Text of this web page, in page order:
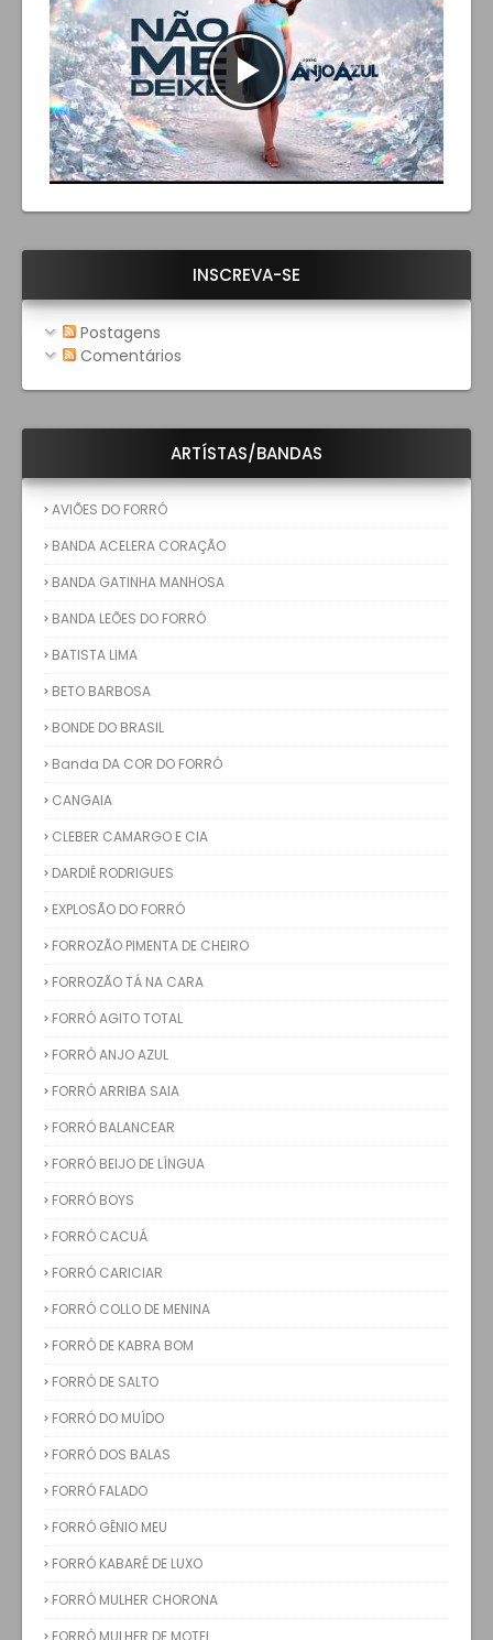
INSCREVA-SE
Postagens
Comentários
ARTÍSTAS/BANDAS
AVIÕES DO FORRÓ
BANDA ACELERA CORAÇÃO
BANDA GATINHA MANHOSA
BANDA LEÕES DO FORRÓ
BATISTA LIMA
BETO BARBOSA
BONDE DO BRASIL
Banda DA COR DO FORRÓ
CANGAIA
CLEBER CAMARGO E CIA
DARDIÊ RODRIGUES
EXPLOSÃO DO FORRÓ
FORROZÃO PIMENTA DE CHEIRO
FORROZÃO TÁ NA CARA
FORRÓ AGITO TOTAL
FORRÓ ANJO AZUL
FORRÓ ARRIBA SAIA
FORRÓ BALANCEAR
FORRÓ BEIJO DE LÍNGUA
FORRÓ BOYS
FORRÓ CACUÁ
FORRÓ CARICIAR
FORRÓ COLLO DE MENINA
FORRÓ DE KABRA BOM
FORRÓ DE SALTO
FORRÓ DO MUÍDO
FORRÓ DOS BALAS
FORRÓ FALADO
FORRÓ GÊNIO MEU
FORRÓ KABARÉ DE LUXO
FORRÓ MULHER CHORONA
FORRÓ MULHER DE MOTEL